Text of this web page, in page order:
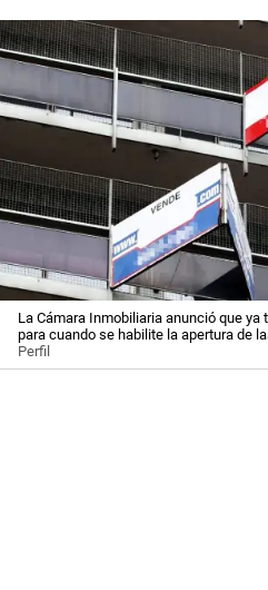
La Cámara Inmobiliaria anunció que
para cuando se habilite la apertura de
Perfil